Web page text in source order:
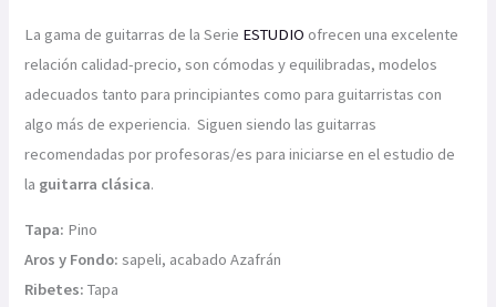
La gama de guitarras de la Serie ESTUDIO ofrecen una excelente
relación calidad-precio, son cómodas y equilibradas, modelos
adecuados tanto para principiantes como para guitarristas con
algo más de experiencia. Siguen siendo las guitarras
recomendadas por profesoras/es para iniciarse en el estudio de
la guitarra clásica.
Tapa: Pino
Aros y Fondo: sapeli, acabado Azafrán
Ribetes: Tapa